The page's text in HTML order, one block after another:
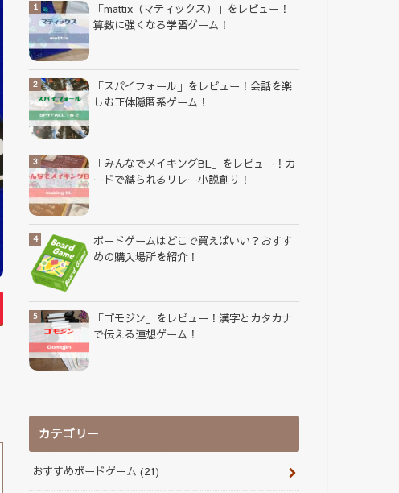
「mattix（マティックス）」をレビュー！
算数に強くなる学習ゲーム！
「スパイフォール」をレビュー！会話を楽
しむ正体隠匿系ゲーム！
「みんなでメイキングBL」をレビュー！カ
ードで縛られるリレー小説創り！
ボードゲームはどこで買えばいい？おすす
めの購入場所を紹介！
「ゴモジン」をレビュー！漢字とカタカナ
で伝える連想ゲーム！
カテゴリー
おすすめボードゲーム (21)